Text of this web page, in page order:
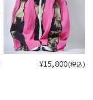
¥15,800(税込)